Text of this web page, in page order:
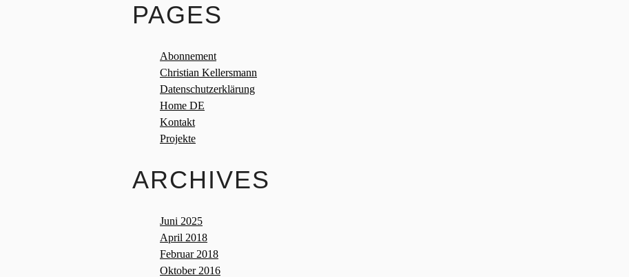
PAGES
Abonnement
Christian Kellersmann
Datenschutzerklärung
Home DE
Kontakt
Projekte
ARCHIVES
Juni 2025
April 2018
Februar 2018
Oktober 2016